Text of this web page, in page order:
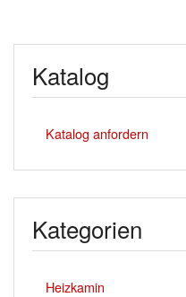
Katalog
Katalog anfordern
Kategorien
Heizkamin